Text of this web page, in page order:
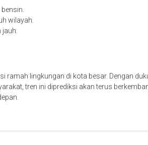
wilayah.
lingkungan di kota besar. Dengan
tren ini diprediksi akan terus